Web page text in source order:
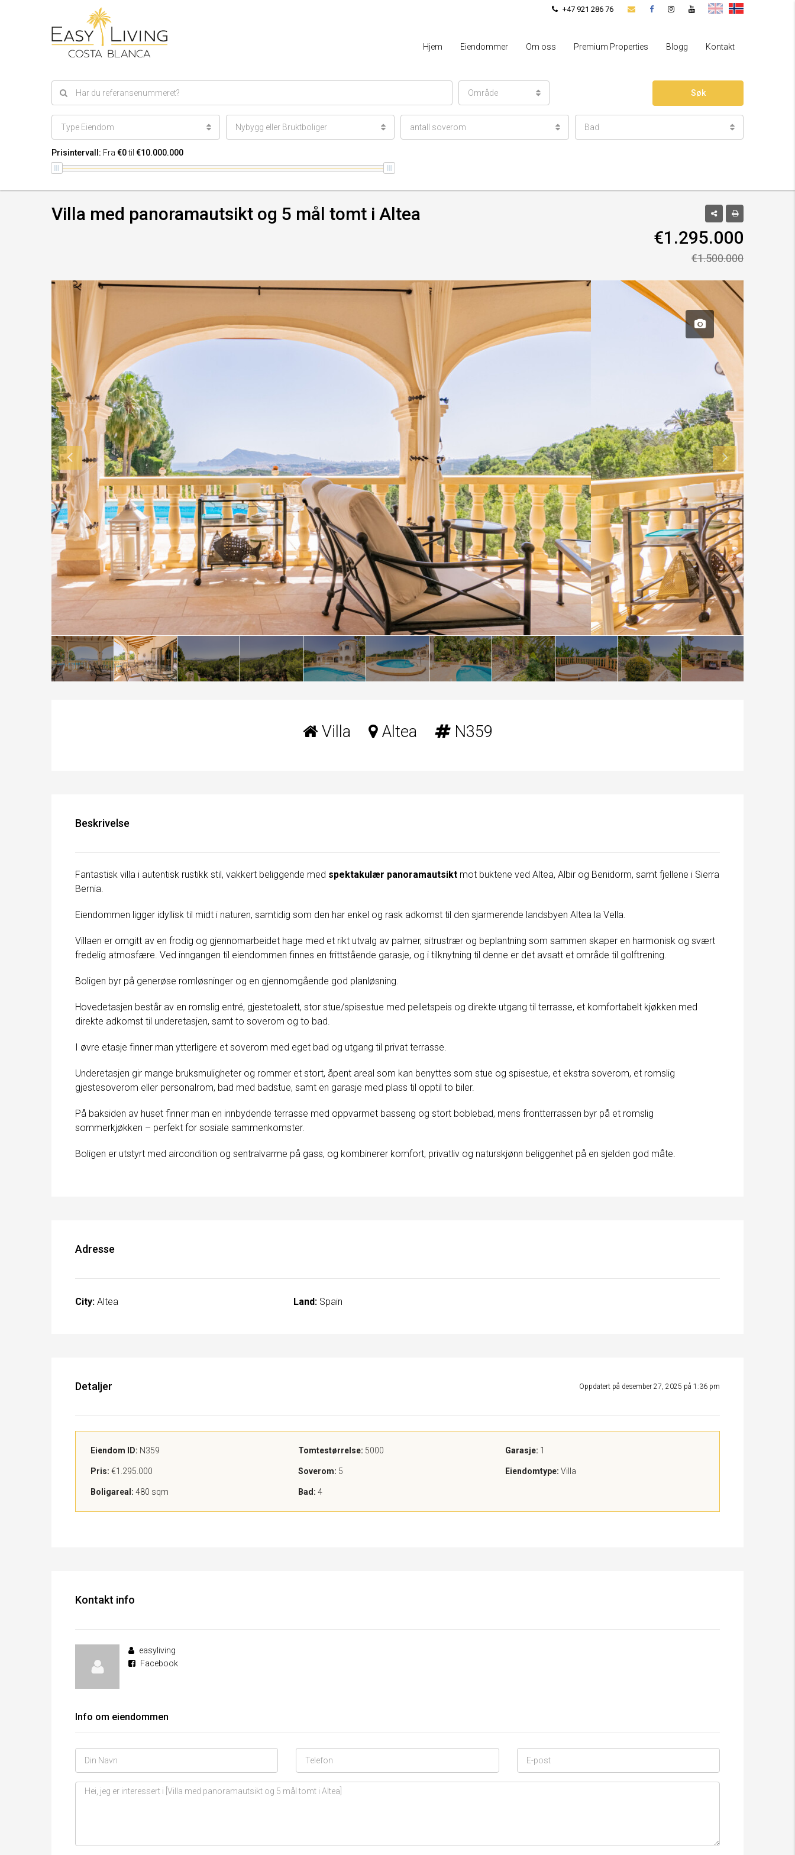
+47 921 286 76
Hjem Eiendommer Om oss Premium Properties Blogg Kontakt
Område Søk
Type Eiendom Nybygg eller Bruktboliger antall soverom Bad
Prisintervall: Fra €0til €10.000.000
Villa med panoramautsikt og 5 mål tomt i Altea
€1.295.000
€1.500.000
Villa Altea N359
Beskrivelse
Fantastisk villa i autentisk rustikk stil, vakkert beliggende med spektakulær panoramautsikt mot buktene ved Altea, Albir og Benidorm, samt fjellene i Sierra
Bernia.
Eiendommen ligger idyllisk til midt i naturen, samtidig som den har enkel og rask adkomst til den sjarmerende landsbyen Altea la Vella.
Villaen er omgitt av en frodig og gjennomarbeidet hage med et rikt utvalg av palmer, sitrustrær og beplantning som sammen skaper en harmonisk og svært
fredelig atmosfære. Ved inngangen til eiendommen finnes en frittstående garasje, og i tilknytning til denne er det avsatt et område til golftrening.
Boligen byr på generøse romløsninger og en gjennomgående god planløsning.
Hovedetasjen består av en romslig entré, gjestetoalett, stor stue/spisestue med pelletspeis og direkte utgang til terrasse, et komfortabelt kjøkken med
direkte adkomst til underetasjen, samt to soverom og to bad.
I øvre etasje finner man ytterligere et soverom med eget bad og utgang til privat terrasse.
Underetasjen gir mange bruksmuligheter og rommer et stort, åpent areal som kan benyttes som stue og spisestue, et ekstra soverom, et romslig
gjestesoverom eller personalrom, bad med badstue, samt en garasje med plass til opptil to biler.
På baksiden av huset finner man en innbydende terrasse med oppvarmet basseng og stort boblebad, mens frontterrassen byr på et romslig
sommerkjøkken – perfekt for sosiale sammenkomster.
Boligen er utstyrt med aircondition og sentralvarme på gass, og kombinerer komfort, privatliv og naturskjønn beliggenhet på en sjelden god måte.
Adresse
City: Altea Land:Spain
Detaljer Oppdatert på desember 27, 2025 på 1:36 pm
Eiendom ID: N359
Pris: €1.295.000
Boligareal: 480 sqm
Tomtestørrelse: 5000
Soverom: 5
Bad: 4
Garasje: 1
Eiendomtype: Villa
Kontakt info
easyliving
Facebook
Info om eiendommen